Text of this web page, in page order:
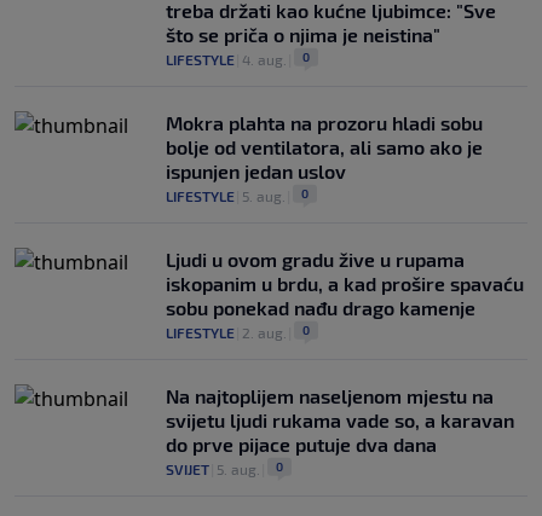
treba držati kao kućne ljubimce: "Sve
što se priča o njima je neistina"
LIFESTYLE 4. aug. 0
Mokra plahta na prozoru hladi sobu
bolje od ventilatora, ali samo ako je
ispunjen jedan uslov
LIFESTYLE 5. aug. 0
Ljudi u ovom gradu žive u rupama
iskopanim u brdu, a kad prošire spavaću
sobu ponekad nađu drago kamenje
LIFESTYLE 2. aug. 0
Na najtoplijem naseljenom mjestu na
svijetu ljudi rukama vade so, a karavan
do prve pijace putuje dva dana
SVIJET 5. aug. 0